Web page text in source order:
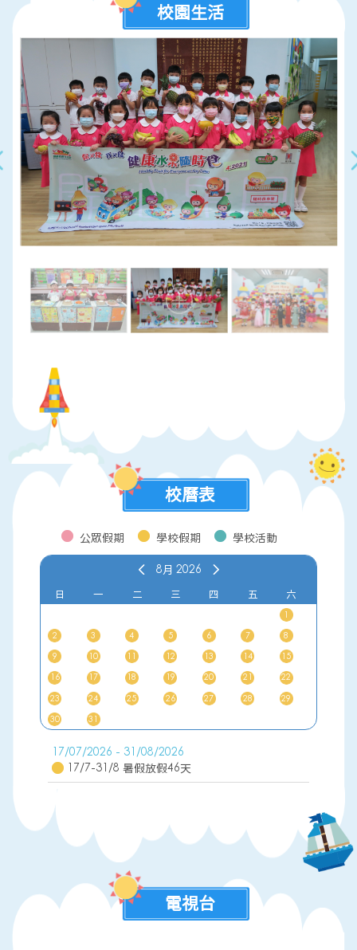
校園生活
校曆表
公眾假期 學校假期
學校活動
8月 2026
日 一 二 三 四 五 六
1
2
3 4 5 6 7
8
9
10 11 12 13 14
15
16
17 18 19 20 21
22
23
24 25 26 27 28
29
30
31
17/07/2026 - 31/08/2026
17/7-31/8 暑假放假46天
電視台